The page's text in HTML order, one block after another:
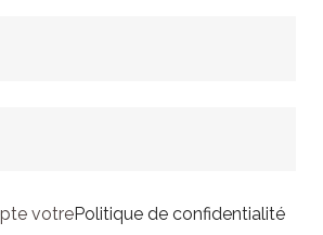
votrePolitique de confidentialité